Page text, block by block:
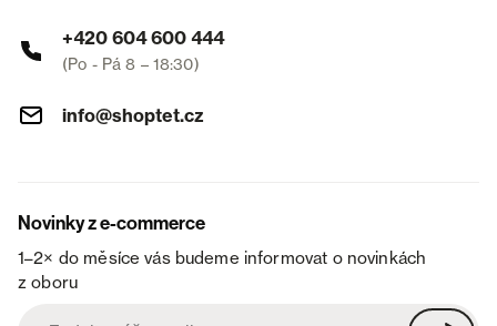
+420 604 600 444
(Po - Pá 8 – 18:30)
info@shoptet.cz
Novinky z e-commerce
1–2× do měsíce vás budeme informovat o novinkách
z oboru